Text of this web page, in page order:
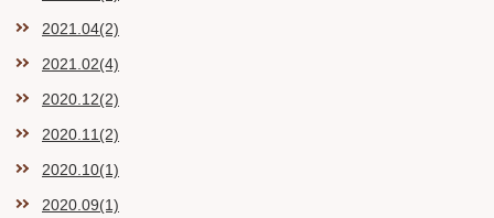
2021.04(2)
2021.02(4)
2020.12(2)
2020.11(2)
2020.10(1)
2020.09(1)